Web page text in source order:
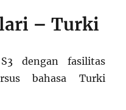
– Turki
dengan fasilitas
bahasa Turki